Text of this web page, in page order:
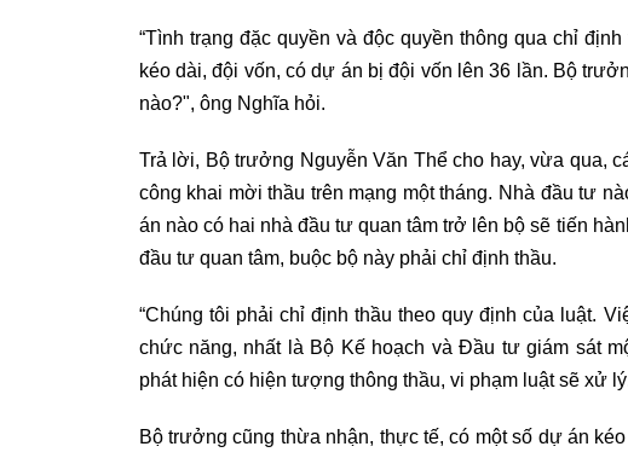
“Tình trạng đặc quyền và độc quyền thông qua chỉ
kéo dài, đội vốn, có dự án bị đội vốn lên 36 lần. Bộ
nào?", ông Nghĩa hỏi.
Trả lời, Bộ trưởng Nguyễn Văn Thể cho hay, vừa qua,
công khai mời thầu trên mạng một tháng. Nhà đầu tư
án nào có hai nhà đầu tư quan tâm trở lên bộ sẽ tiến
đầu tư quan tâm, buộc bộ này phải chỉ định thầu.
“Chúng tôi phải chỉ định thầu theo quy định của luật.
chức năng, nhất là Bộ Kế hoạch và Đầu tư giám sát
phát hiện có hiện tượng thông thầu, vi phạm luật sẽ xử
Bộ trưởng cũng thừa nhận, thực tế, có một số dự án